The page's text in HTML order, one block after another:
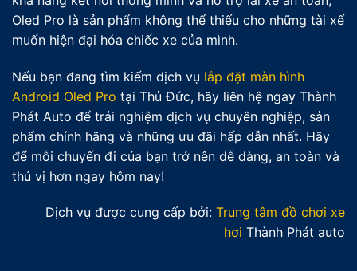
Oled Pro là sản phẩm không thể thiếu cho những tài xế
muốn hiện đại hóa chiếc xe của mình.
Nếu bạn đang tìm kiếm dịch vụ lắp đặt màn hình
Android Oled Pro tại Thủ Đức, hãy liên hệ ngay Thành
Phát Auto để trải nghiệm dịch vụ chuyên nghiệp, sản
phẩm chính hãng và những ưu đãi hấp dẫn nhất. Hãy
để mỗi chuyến đi của bạn trở nên dễ dàng, an toàn và
thú vị hơn ngay hôm nay!
Dịch vụ được cung cấp bởi: Trung tâm đồ chơi xe
hơi Thành Phát auto